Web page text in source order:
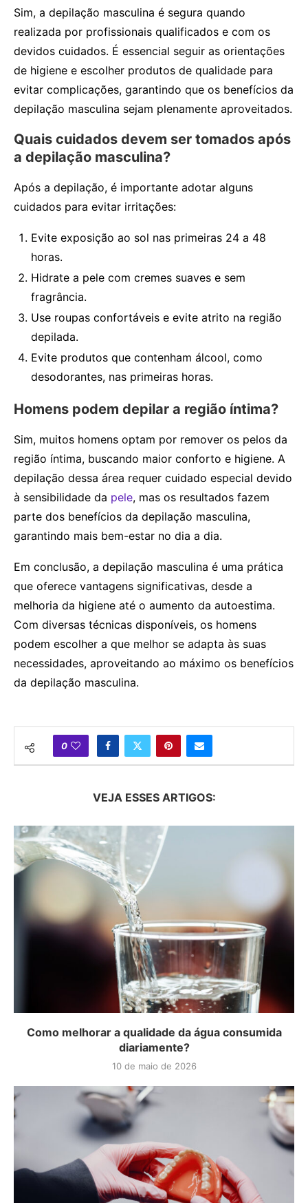
Sim, a depilação masculina é segura quando
realizada por profissionais qualificados e com os
devidos cuidados. É essencial seguir as orientações
de higiene e escolher produtos de qualidade para
evitar complicações, garantindo que os benefícios da
depilação masculina sejam plenamente aproveitados.
Quais cuidados devem ser tomados após
a depilação masculina?
Após a depilação, é importante adotar alguns
cuidados para evitar irritações:
Evite exposição ao sol nas primeiras 24 a 48
horas.
Hidrate a pele com cremes suaves e sem
fragrância.
Use roupas confortáveis e evite atrito na região
depilada.
Evite produtos que contenham álcool, como
desodorantes, nas primeiras horas.
Homens podem depilar a região íntima?
Sim, muitos homens optam por remover os pelos da
região íntima, buscando maior conforto e higiene. A
depilação dessa área requer cuidado especial devido
à sensibilidade da pele, mas os resultados fazem
parte dos benefícios da depilação masculina,
garantindo mais bem-estar no dia a dia.
Em conclusão, a depilação masculina é uma prática
que oferece vantagens significativas, desde a
melhoria da higiene até o aumento da autoestima.
Com diversas técnicas disponíveis, os homens
podem escolher a que melhor se adapta às suas
necessidades, aproveitando ao máximo os benefícios
da depilação masculina.
0
VEJA ESSES ARTIGOS:
Como melhorar a qualidade da água consumida
diariamente?
10 de maio de 2026